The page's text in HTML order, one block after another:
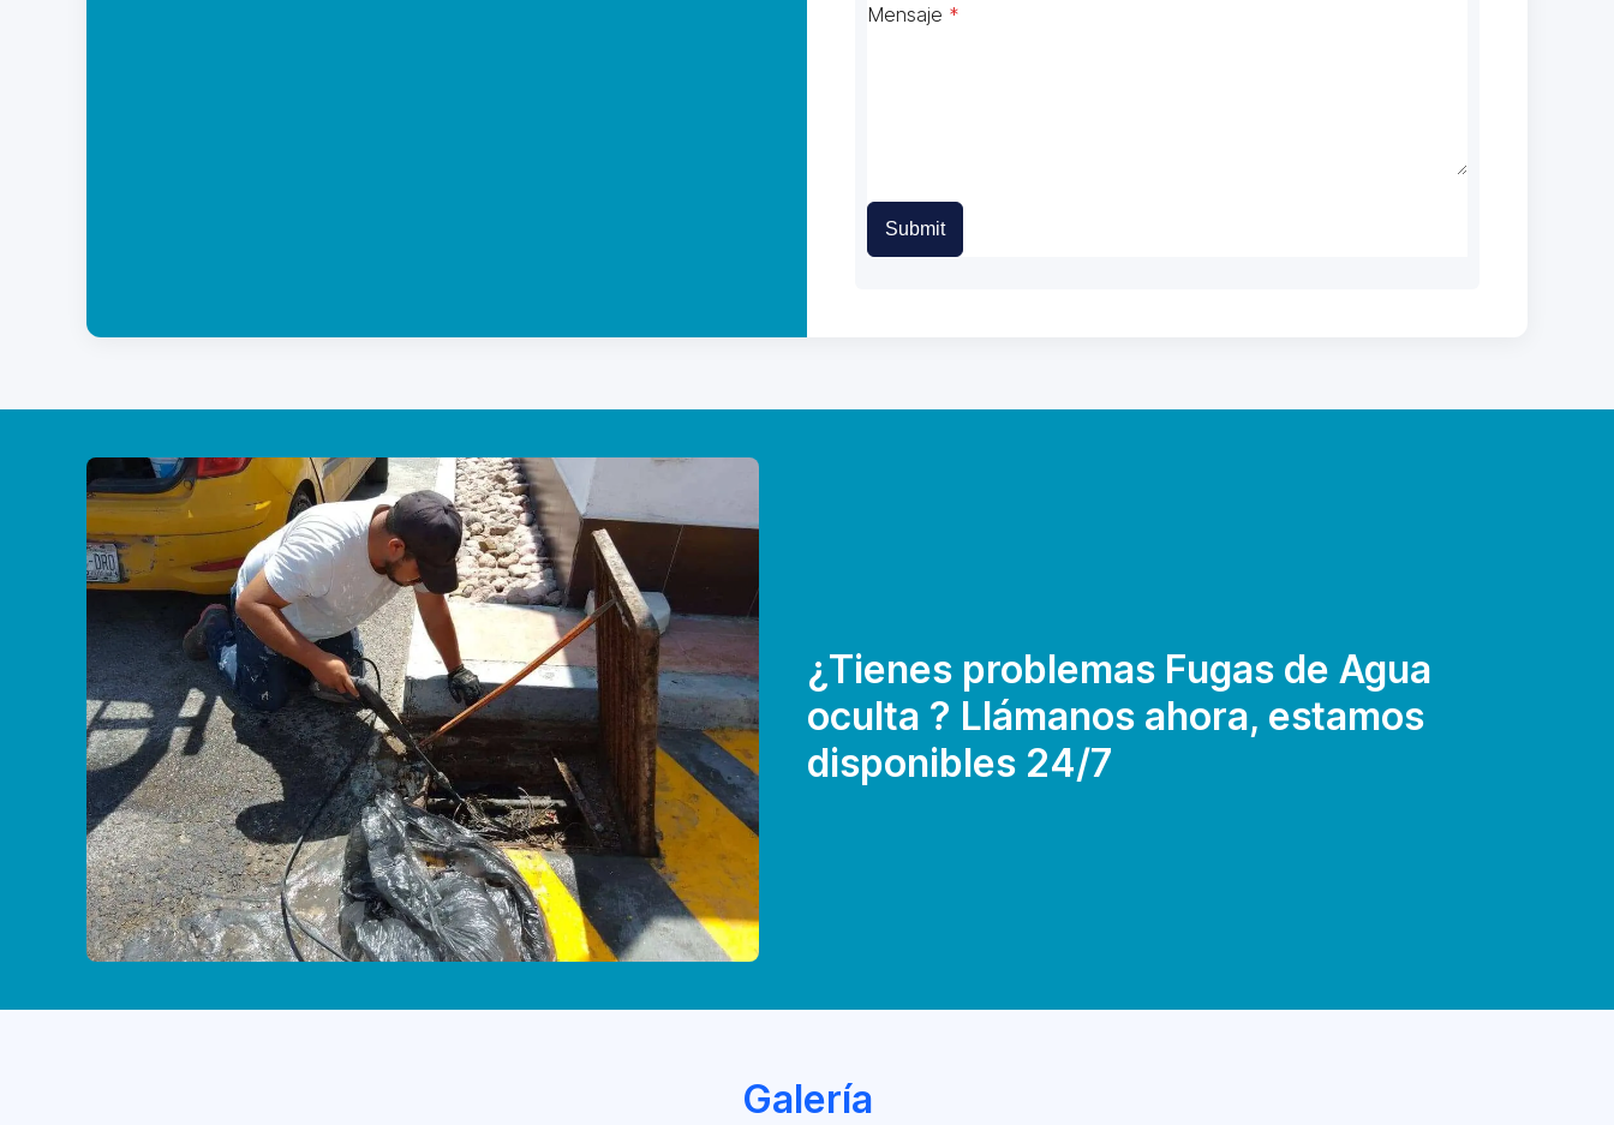
Mensaje *
Submit
¿Tienes problemas Fugas de Agua
oculta ? Llámanos ahora, estamos
disponibles 24/7
Galería